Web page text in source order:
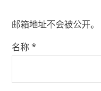
邮箱地址不会被公开。
名称 *